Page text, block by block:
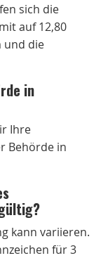
sich die
auf 12,80
und die
in
Ihre
Behörde in
kann variieren.
für 3